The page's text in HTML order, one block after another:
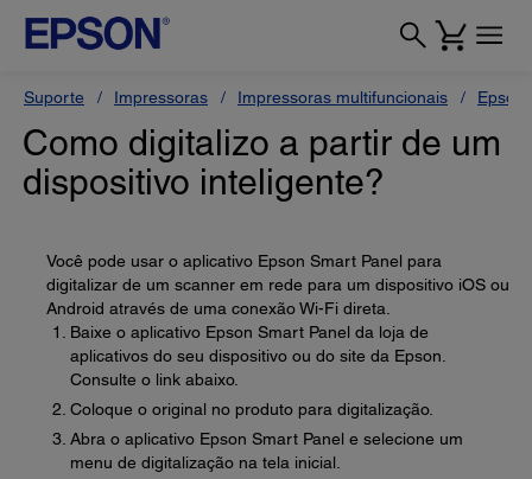
Suporte Impressoras Impressoras multifuncionais Epson
Como digitalizo a partir de um
dispositivo inteligente?
Você pode usar o aplicativo Epson Smart Panel para
digitalizar de um scanner em rede para um dispositivo iOS ou
Android através de uma conexão Wi-Fi direta.
Baixe o aplicativo Epson Smart Panel da loja de
aplicativos do seu dispositivo ou do site da Epson.
Consulte o link abaixo.
Coloque o original no produto para digitalização.
Abra o aplicativo Epson Smart Panel e selecione um
menu de digitalização na tela inicial.